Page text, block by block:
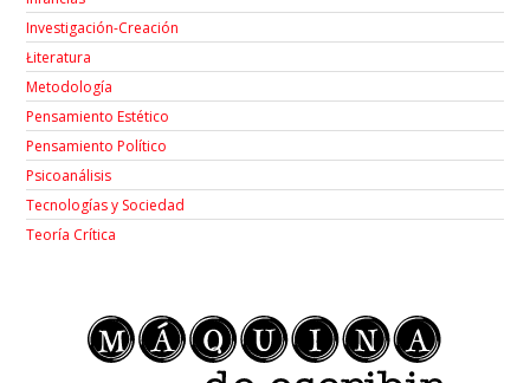
Investigación-Creación
Łiteratura
Metodología
Pensamiento Estético
Pensamiento Político
Psicoanálisis
Tecnologías y Sociedad
Teoría Crítica